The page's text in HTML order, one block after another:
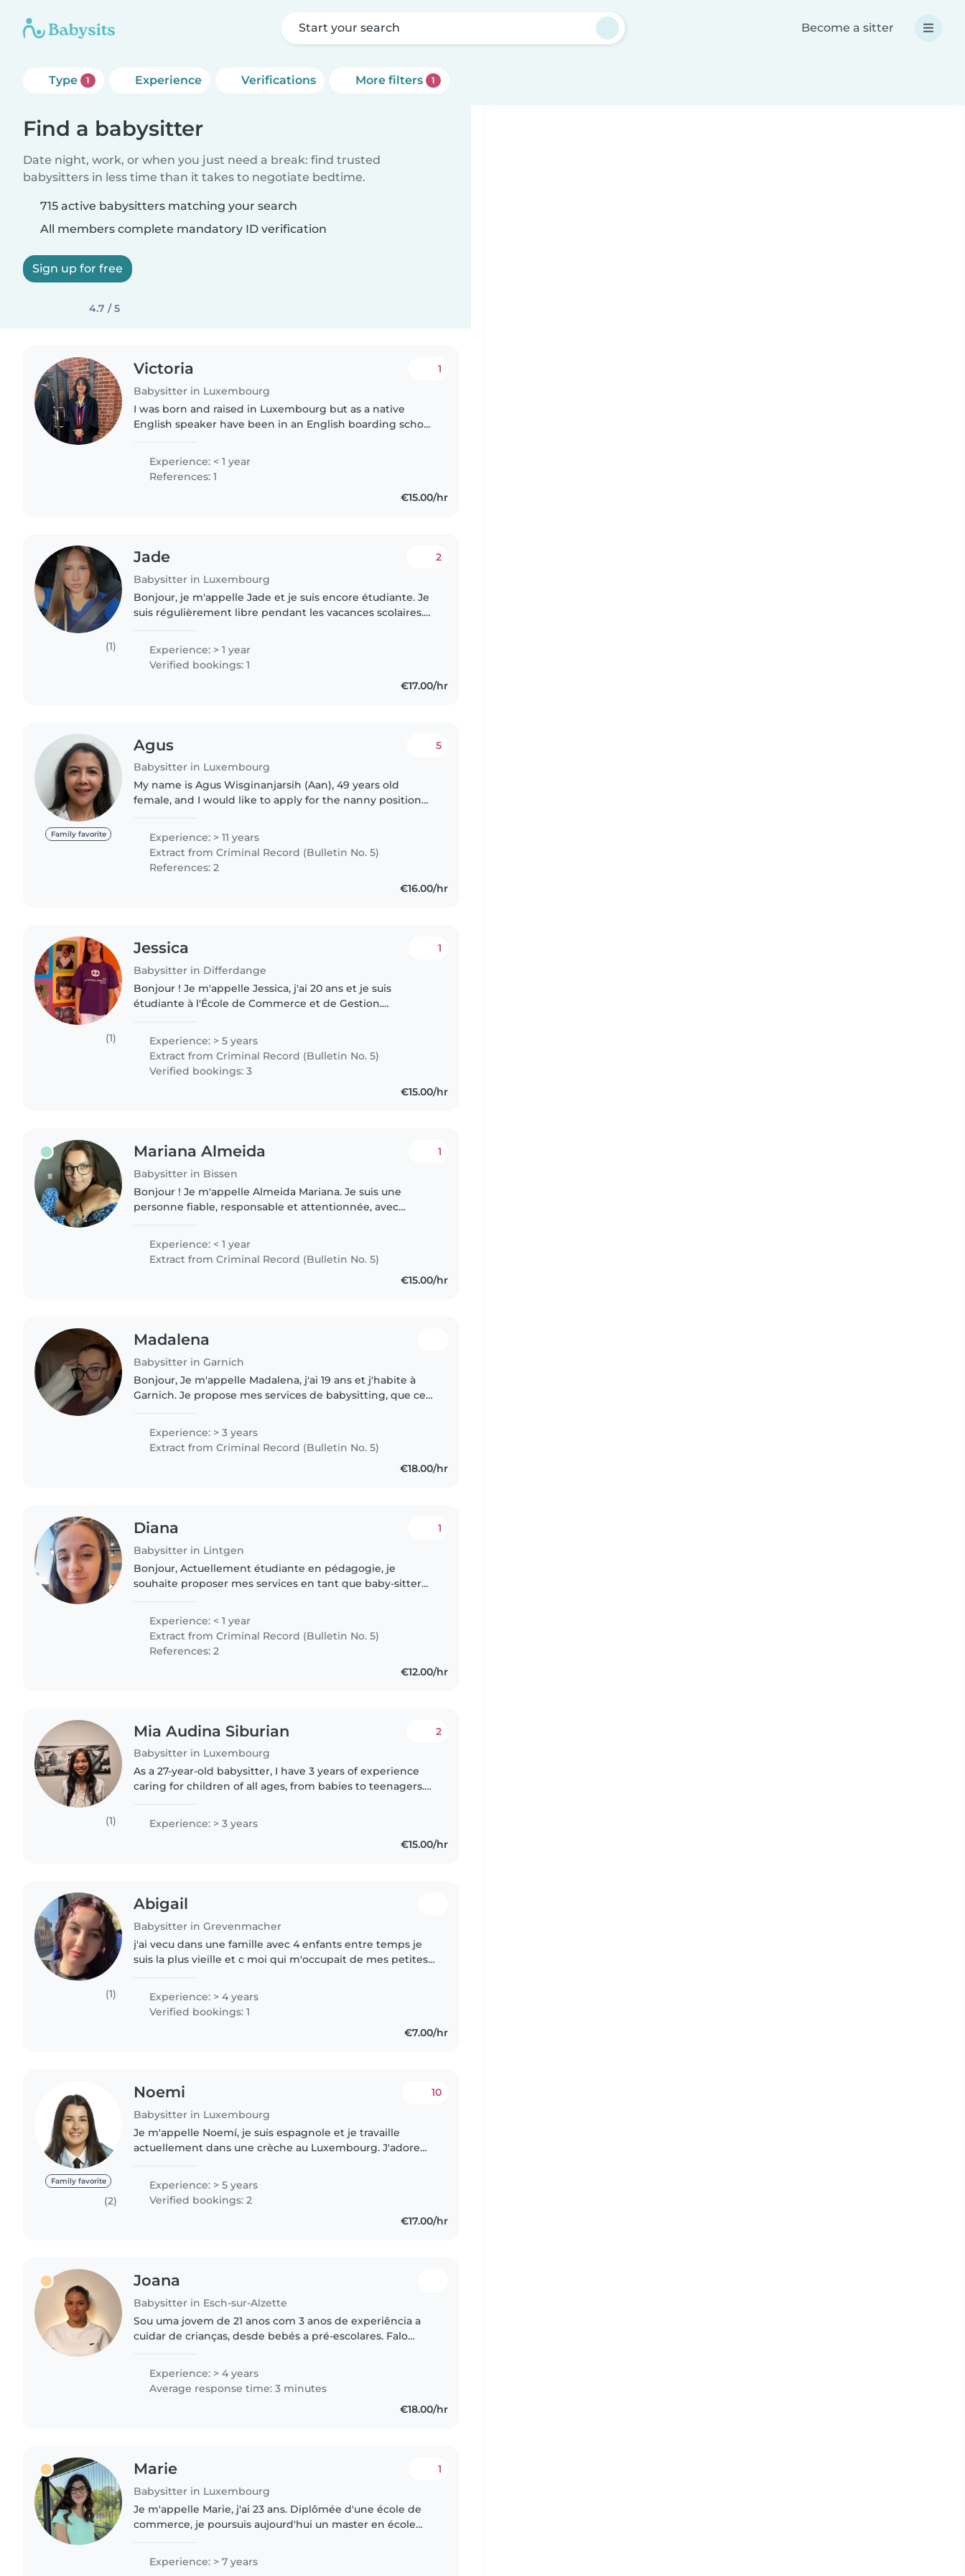
Start your search Become a sitter
Type 1 Experience Verifications More filters 1
Find a babysitter
Date night, work, or when you just need a break: find trusted
babysitters in less time than it takes to negotiate bedtime.
715 active babysitters matching your search
All members complete mandatory ID verification
Sign up for free
4.7 / 5
Victoria
Babysitter in Luxembourg
1
I was born and raised in Luxembourg but as a native
English speaker have been in an English boarding school
guitar, and am currently..
Experience: < 1 year
References: 1
€15.00/hr
(1)
Jade
Babysitter in Luxembourg
2
Bonjour, je m'appelle Jade et je suis encore étudiante. Je
suis régulièrement libre pendant les vacances scolaires.
Experience: > 1 year
Verified bookings: 1
€17.00/hr
Family favorite
Agus
Babysitter in Luxembourg
5
My name is Agus Wisginanjarsih (Aan), 49 years old
female, and I would like to apply for the nanny position
person who genuinely..
Experience: > 11 years
Extract from Criminal Record (Bulletin No. 5)
References: 2
€16.00/hr
(1)
Jessica
Babysitter in Differdange
1
Bonjour ! Je m'appelle Jessica, j'ai 20 ans et je suis
étudiante à l'École de Commerce et de Gestion.
expériences précieuses..
Experience: > 5 years
Extract from Criminal Record (Bulletin No. 5)
Verified bookings: 3
€15.00/hr
Mariana Almeida
Babysitter in Bissen
1
Bonjour ! Je m'appelle Almeida Mariana. Je suis une
personne fiable, responsable et attentionnée, avec
accompagner les enfants dans..
Experience: < 1 year
Extract from Criminal Record (Bulletin No. 5)
€15.00/hr
Madalena
Babysitter in Garnich
Bonjour, Je m'appelle Madalena, j'ai 19 ans et j'habite à
Garnich. Je propose mes services de babysitting, que ce
besoins et..
Experience: > 3 years
Extract from Criminal Record (Bulletin No. 5)
€18.00/hr
Diana
Babysitter in Lintgen
1
Bonjour, Actuellement étudiante en pédagogie, je
souhaite proposer mes services en tant que baby-sitter
Experience: < 1 year
Extract from Criminal Record (Bulletin No. 5)
References: 2
€12.00/hr
(1)
Mia Audina Siburian
Babysitter in Luxembourg
2
As a 27-year-old babysitter, I have 3 years of experience
caring for children of all ages, from babies to teenagers.
making me a..
Experience: > 3 years
€15.00/hr
(1)
Abigail
Babysitter in Grevenmacher
j'ai vecu dans une famille avec 4 enfants entre temps je
suis la plus vieille et c moi qui m'occupait de mes petites
Experience: > 4 years
Verified bookings: 1
€7.00/hr
Family favorite
(2)
Noemi
Babysitter in Luxembourg
10
Je m'appelle Noemí, je suis espagnole et je travaille
actuellement dans une crèche au Luxembourg. J'adore
proposant du babysitting,..
Experience: > 5 years
Verified bookings: 2
€17.00/hr
Joana
Babysitter in Esch-sur-Alzette
Sou uma jovem de 21 anos com 3 anos de experiência a
cuidar de crianças, desde bebés a pré-escolares. Falo
português. Sou..
Experience: > 4 years
Average response time: 3 minutes
€18.00/hr
Marie
Babysitter in Luxembourg
1
Je m'appelle Marie, j'ai 23 ans. Diplômée d'une école de
commerce, je poursuis aujourd'hui un master en école
Experience: > 7 years